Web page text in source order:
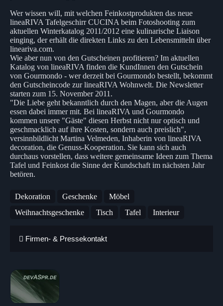
Wer wissen will, mit welchen Feinkostprodukten das neue
lineaRIVA Tafelgeschirr CUCINA beim Fotoshooting zum
aktuellen Winterkatalog 2011/2012 eine kulinarische Liaison
einging, der erhält die direkten Links zu den Lebensmitteln über
lineariva.com.
Wie aber nun von den Gutscheinen profitieren? Im aktuellen
Katalog von lineaRIVA finden die KundInnen den Gutschein
von Gourmondo - wer derzeit bei Gourmondo bestellt, bekommt
den Gutscheincode zur lineaRIVA Wohnwelt. Die Newsletter
starten zum 15. November 2011.
"Die Liebe geht bekanntlich durch den Magen, aber die Augen
essen dabei immer mit. Bei lineaRIVA und Gourmondo
kommen unsere "Gäste" diesen Herbst nicht nur optisch und
geschmacklich auf ihre Kosten, sondern auch preislich",
versinnbildlicht Martina Velmeden, Inhaberin von lineaRIVA
decoration, die Genuss-Kooperation. Sie kann sich auch
durchaus vorstellen, dass weitere gemeinsame Ideen zum Thema
Tafel und Feinkost die Sinne der Kundschaft im nächsten Jahr
betören.
Dekoration Geschenke
Möbel
Weihnachtsgeschenke
Tisch Tafel Interieur
Firmen- & Pressekontakt